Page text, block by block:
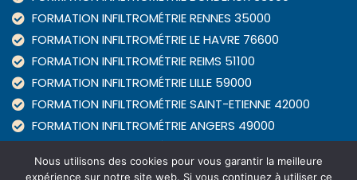
FORMATION INFILTROMÉTRIE RENNES 35000
FORMATION INFILTROMÉTRIE LE HAVRE 76600
FORMATION INFILTROMÉTRIE REIMS 51100
FORMATION INFILTROMÉTRIE LILLE 59000
FORMATION INFILTROMÉTRIE SAINT-ETIENNE 42000
FORMATION INFILTROMÉTRIE ANGERS 49000
Nous utilisons des cookies pour vous garantir la meilleure
expérience sur notre site web. Si vous continuez à utiliser ce